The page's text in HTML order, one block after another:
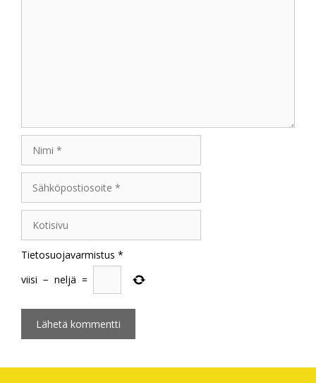
Tietosuojavarmistus *
viisi − neljä =